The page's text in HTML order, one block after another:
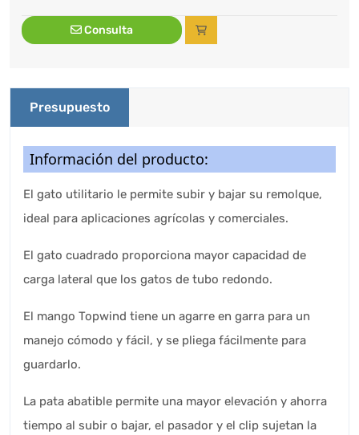
Consulta
Presupuesto
Información del producto:
El gato utilitario le permite subir y bajar su remolque,
ideal para aplicaciones agrícolas y comerciales.
El gato cuadrado proporciona mayor capacidad de
carga lateral que los gatos de tubo redondo.
El mango Topwind tiene un agarre en garra para un
manejo cómodo y fácil, y se pliega fácilmente para
guardarlo.
La pata abatible permite una mayor elevación y ahorra
tiempo al subir o bajar, el pasador y el clip sujetan la